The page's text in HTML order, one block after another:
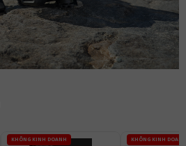
KHÔNG KINH DOANH KHÔNG KINH DOANH